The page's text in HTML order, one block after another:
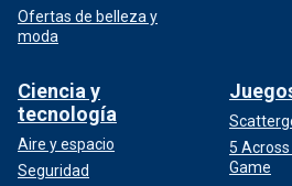
Ofertas de belleza y
moda
Ciencia y
tecnología
Aire y espacio
Seguridad
5
Game